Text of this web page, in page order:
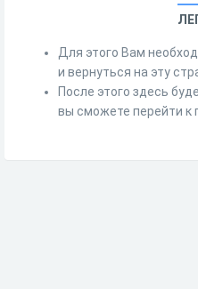
Для этого Вам
и вернуться на эту
После этого здесь
вы сможете перейти к